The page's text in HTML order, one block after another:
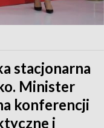
stacjonarna
Minister
konferencji
i